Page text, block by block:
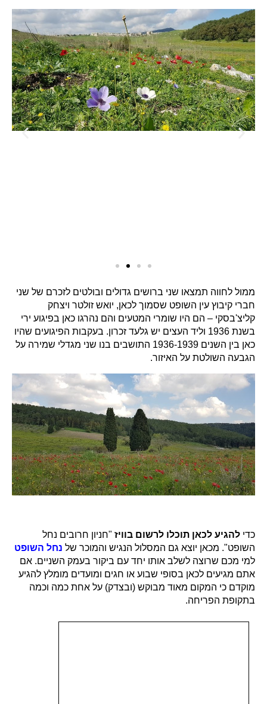
ממול לחווה תמצאו שני ברושים גדולים ובולטים לזכרם של שני
חברי קיבוץ עין השופט שסמוך לכאן, יואש זולטר ויצחק
קליצ'בסקי – הם היו שומרי המטעים והם נהרגו כאן בפיגוע ירי
בשנת 1936 וליד העצים יש גלעד זכרון. בעקבות הפיגועים שהיו
כאן בין השנים 1936-1939 התושבים בנו שני מגדלי שמירה על
הגבעה השולטת על האיזור.
כדי להגיע לכאן תוכלו לרשום בוויז "חניון חרובים נחל
השופט". מכאן יוצא גם המסלול הנגיש והמוכר של נחל השופט
למי מכם שרוצה לשלב אותו יחד עם ביקור בעמק השניים. אם
אתם מגיעים לכאן בסופי שבוע או חגים ומועדים מומלץ להגיע
מוקדם כי המקום מאוד מבוקש (ובצדק) על אחת כמה וכמה
בתקופת הפריחה.